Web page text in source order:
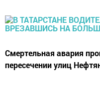
Смертельная авария
пересечении улиц